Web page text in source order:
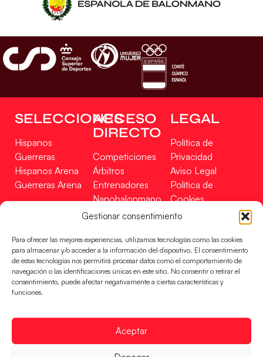
Gestionar consentimiento
Para ofrecer las mejores experiencias, utilizamos tecnologías como las cookies
para almacenar y/o acceder a la información del dispositivo. El consentimiento
de estas tecnologías nos permitirá procesar datos como el comportamiento de
navegación o las identificaciones únicas en este sitio. No consentir o retirar el
consentimiento, puede afectar negativamente a ciertas características y
funciones.
Aceptar
SELECCIONES
Hispanos
Guerreras
Hispanos Arena
Guerreras Arena
ACCESO
DIRECTO
Competiciones
Árbitros
Entrenadores
Nanobalonmano
Tienda
LEGAL
Política de
Privacidad
Aviso Legal
Política de
Cookies
Mapa Web
Incidencias
CONTACTO
EN
FINANCIADO
RFEBM © 2024. Todos los derechos reservados –